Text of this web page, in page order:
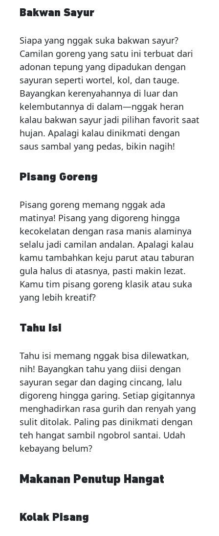
Bakwan Sayur
Siapa yang nggak suka bakwan sayur?
Camilan goreng yang satu ini terbuat dari
adonan tepung yang dipadukan dengan
sayuran seperti wortel, kol, dan tauge.
Bayangkan kerenyahannya di luar dan
kelembutannya di dalam—nggak heran
kalau bakwan sayur jadi pilihan favorit saat
hujan. Apalagi kalau dinikmati dengan
saus sambal yang pedas, bikin nagih!
Pisang Goreng
Pisang goreng memang nggak ada
matinya! Pisang yang digoreng hingga
kecokelatan dengan rasa manis alaminya
selalu jadi camilan andalan. Apalagi kalau
kamu tambahkan keju parut atau taburan
gula halus di atasnya, pasti makin lezat.
Kamu tim pisang goreng klasik atau suka
yang lebih kreatif?
Tahu Isi
Tahu isi memang nggak bisa dilewatkan,
nih! Bayangkan tahu yang diisi dengan
sayuran segar dan daging cincang, lalu
digoreng hingga garing. Setiap gigitannya
menghadirkan rasa gurih dan renyah yang
sulit ditolak. Paling pas dinikmati dengan
teh hangat sambil ngobrol santai. Udah
kebayang belum?
Makanan Penutup Hangat
Kolak Pisang